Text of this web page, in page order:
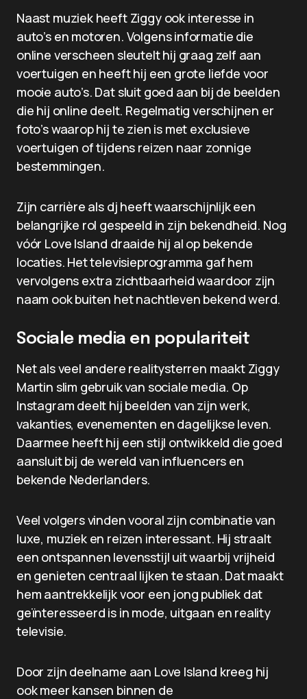
Naast muziek heeft Ziggy ook interesse in
auto’s en motoren. Volgens informatie die
online verscheen sleutelt hij graag zelf aan
voertuigen en heeft hij een grote liefde voor
mooie auto’s. Dat sluit goed aan bij de beelden
die hij online deelt. Regelmatig verschijnen er
foto’s waarop hij te zien is met exclusieve
voertuigen of tijdens reizen naar zonnige
bestemmingen.
Zijn carrière als dj heeft waarschijnlijk een
belangrijke rol gespeeld in zijn bekendheid. Nog
vóór Love Island draaide hij al op bekende
locaties. Het televisieprogramma gaf hem
vervolgens extra zichtbaarheid waardoor zijn
naam ook buiten het nachtleven bekend werd.
Sociale media en populariteit
Net als veel andere realitysterren maakt Ziggy
Martin slim gebruik van sociale media. Op
Instagram deelt hij beelden van zijn werk,
vakanties, evenementen en dagelijkse leven.
Daarmee heeft hij een stijl ontwikkeld die goed
aansluit bij de wereld van influencers en
bekende Nederlanders.
Veel volgers vinden vooral zijn combinatie van
luxe, muziek en reizen interessant. Hij straalt
een ontspannen levensstijl uit waarbij vrijheid
en genieten centraal lijken te staan. Dat maakt
hem aantrekkelijk voor een jong publiek dat
geïnteresseerd is in mode, uitgaan en reality
televisie.
Door zijn deelname aan Love Island kreeg hij
ook meer kansen binnen de